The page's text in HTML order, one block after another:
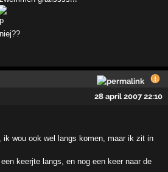
28 april 2007 22:10
ik wou ook wel langs komen, maar ik zit in
keerjte langs, en nog een keer naar de